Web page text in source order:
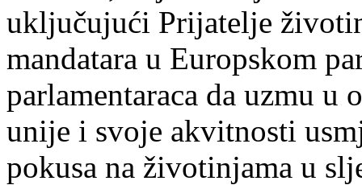
uključujući Prijatelje
mandatara u Europskom
parlamentaraca da uzmu u
unije i svoje akvitnosti
pokusa na životinjama u